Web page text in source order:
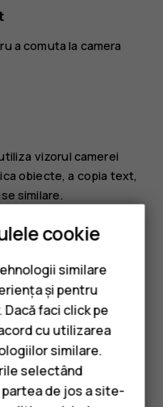
a comuta la camera
vizorul camerei
obiecte, a copia text,
similare.
pe care doriți să îl
de pe ecran.
cu fotografiile pe
Fotografii, atingeți
cookie
similare
și pentru
faci click pe
cu utilizarea
similare.
selectând
partea de jos a site-